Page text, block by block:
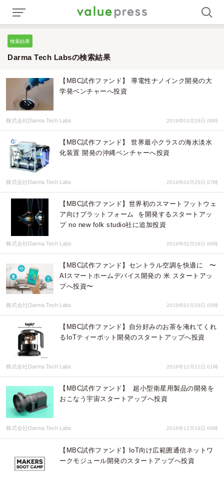
検索結果
Darma Tech Labsの検索結果
【MBC試作ファンド】 導電性ナノインク開発の大
学発ベンチャーへ投資
株式会社Darma Tech Labs 2019年03月28日 06時
【MBC試作ファンド】 世界最小クラスの海水淡水
化装置 開発の沖縄ベンチャーへ投資
株式会社Darma Tech Labs 2019年03月25日 07時
【MBC試作ファンド】世界初のスマートフットウェ
ア向けプラットフォーム を開発するスタートアッ
プ no new folk studio社に追加投資
株式会社Darma Tech Labs 2019年02月26日 06時
【MBC試作ファンド】セントラル空調を快適に 〜
AIスマートホームデバイス開発の 米 スタートアッ
プへ投資〜
株式会社Darma Tech Labs 2019年02月20日 05時
【MBC試作ファンド】自分好みのお茶を淹れてくれ
るIoTティーポット開発のスタートアップへ投資
株式会社Darma Tech Labs 2018年12月21日 01時
【MBC試作ファンド】 超小型衛星用製品の開発を
おこなう宇宙スタートアップへ投資
株式会社Darma Tech Labs 2018年12月19日 06時
【MBC試作ファンド】IoT向け広範囲通信ネットワ
ークモジュール開発のスタートアップへ投資